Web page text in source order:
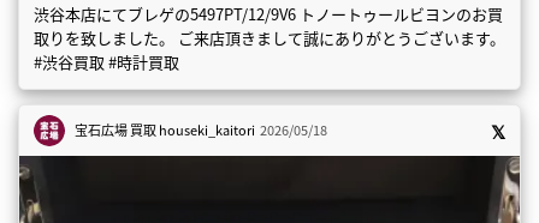
渋谷本店にてブレゲの5497PT/12/9V6 トノートゥールビヨンのお買
取りを致しました。 ご来店頂きまして誠にありがとうございます。
#渋谷買取 #時計買取
宝石広場 買取houseki_kaitori 2026/05/18